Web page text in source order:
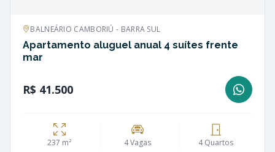
BALNEÁRIO CAMBORIÚ - BARRA SUL
Apartamento aluguel anual 4 suítes frente
mar
R$ 41.500
237 m² 4 Vagas 4 Quartos